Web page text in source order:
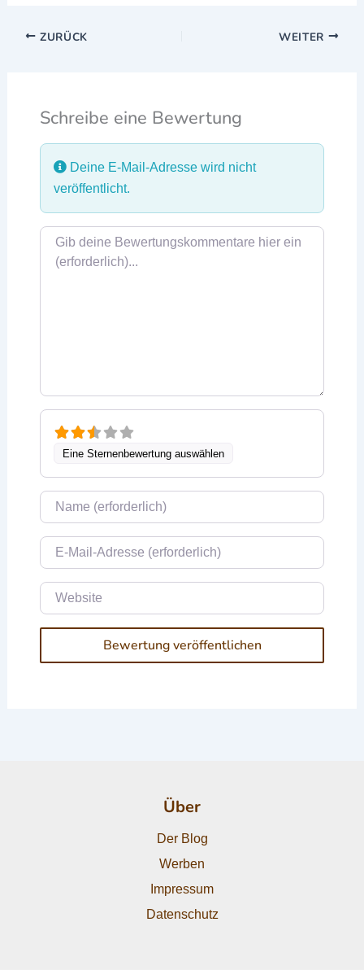
ZURÜCK WEITER
Schreibe eine Bewertung
Deine E-Mail-Adresse wird nicht
veröffentlicht.
Rezensionstext
Eine Sternenbewertung auswählen
Name
E-Mail
Website
Über
Der Blog
Werben
Impressum
Datenschutz